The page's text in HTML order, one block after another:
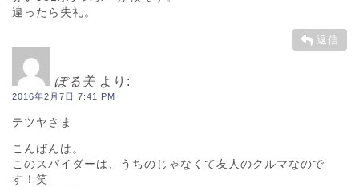
違ったら失礼。
返信
ぽる美 より:
2016年2月7日 7:41 PM
テツヤさま
こんばんは。
このスパイダーは、うちのじゃなくて友人のクルマなので
す！笑